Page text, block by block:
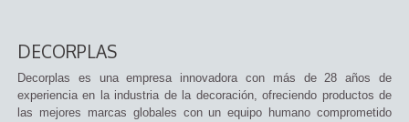
DECORPLAS
Decorplas es una empresa innovadora con más de 28 años de
experiencia en la industria de la decoración, ofreciendo productos de
las mejores marcas globales con un equipo humano comprometido